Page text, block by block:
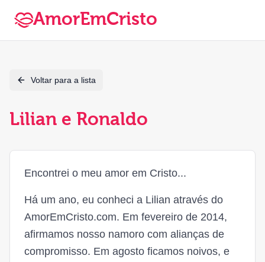
AmorEmCristo
Voltar para a lista
Lilian e Ronaldo
Encontrei o meu amor em Cristo...
Há um ano, eu conheci a Lilian através do
AmorEmCristo.com. Em fevereiro de 2014,
afirmamos nosso namoro com alianças de
compromisso. Em agosto ficamos noivos, e